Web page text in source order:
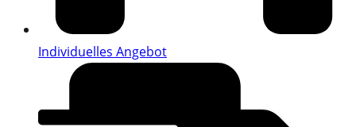
Individuelles Angebot